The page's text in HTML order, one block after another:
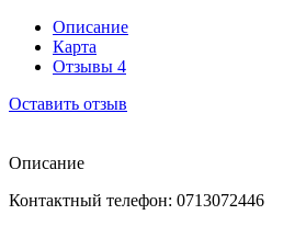
Описание
Карта
Отзывы 4
Оставить отзыв
Описание
Контактный телефон: 0713072446